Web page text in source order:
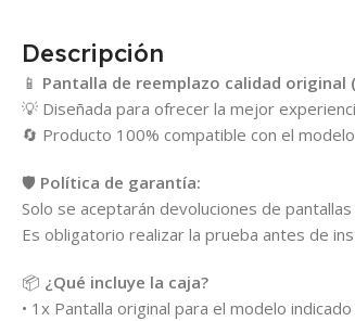
Descripción
📱 Pantalla de reemplazo calidad original
💡 Diseñada para ofrecer la mejor
🔄 Producto 100% compatible con el
🛡️ Política de garantía:
Solo se aceptarán devoluciones de
Es obligatorio realizar la prueba antes de
📦 ¿Qué incluye la caja?
• 1x Pantalla original para el modelo indicado